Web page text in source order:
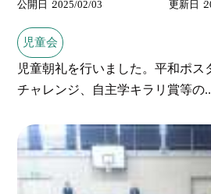
公開日 2025/02/03 更新日
児童会
児童朝礼を行いました。平和ポス
チャレンジ、自主学キラリ賞等の